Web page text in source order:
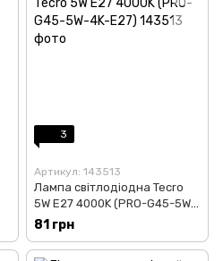
3
Артикул: 143513
Лампа світлодіодна Tecro
5W E27 4000K (PRO-G45-5W-
4K-E27)
81 грн